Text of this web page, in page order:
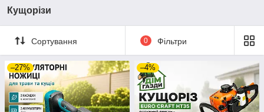
Кущорізи
Сортування 0 Фільтри
–27% –4%